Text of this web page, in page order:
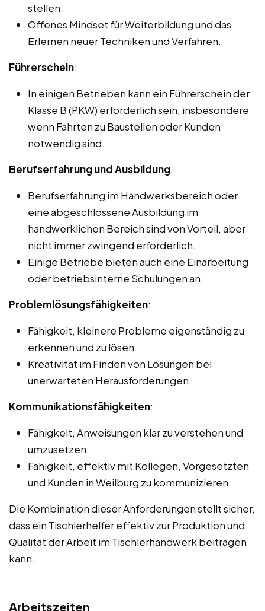
stellen.
Offenes Mindset für Weiterbildung und das
Erlernen neuer Techniken und Verfahren.
Führerschein:
In einigen Betrieben kann ein Führerschein der
Klasse B (PKW) erforderlich sein, insbesondere
wenn Fahrten zu Baustellen oder Kunden
notwendig sind.
Berufserfahrung und Ausbildung:
Berufserfahrung im Handwerksbereich oder
eine abgeschlossene Ausbildung im
handwerklichen Bereich sind von Vorteil, aber
nicht immer zwingend erforderlich.
Einige Betriebe bieten auch eine Einarbeitung
oder betriebsinterne Schulungen an.
Problemlösungsfähigkeiten:
Fähigkeit, kleinere Probleme eigenständig zu
erkennen und zu lösen.
Kreativität im Finden von Lösungen bei
unerwarteten Herausforderungen.
Kommunikationsfähigkeiten:
Fähigkeit, Anweisungen klar zu verstehen und
umzusetzen.
Fähigkeit, effektiv mit Kollegen, Vorgesetzten
und Kunden in Weilburg zu kommunizieren.
Die Kombination dieser Anforderungen stellt sicher,
dass ein Tischlerhelfer effektiv zur Produktion und
Qualität der Arbeit im Tischlerhandwerk beitragen
kann.
Arbeitszeiten